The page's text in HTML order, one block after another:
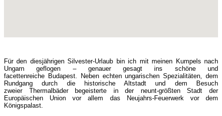
Für den diesjährigen Silvester-Urlaub bin ich mit meinen Kumpels nach
Ungarn geflogen – genauer gesagt ins schöne und
facettenreiche Budapest. Neben echten ungarischen Spezialitäten, dem
Rundgang durch die historische Altstadt und dem Besuch
zweier Thermalbäder begeisterte in der neunt-größten Stadt der
Europäischen Union vor allem das Neujahrs-Feuerwerk vor dem
Königspalast.